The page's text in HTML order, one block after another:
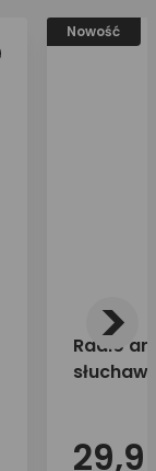
Nowość
Radio
>